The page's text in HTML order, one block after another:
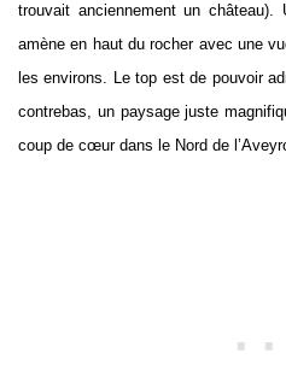
trouvait anciennement un
amène en haut du rocher avec une
les environs. Le top est de pouvoir
contrebas, un paysage juste
coup de cœur dans le Nord de